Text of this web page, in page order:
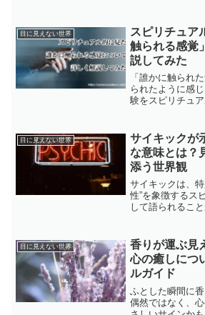
します。今回は
が伝わってくる
目に見えない世界
スピリチュア
触られる感覚
説してみた
「誰かに触られ
られたように感
験をスピリチュ
介します。
目に見えない世界
サイキックが
な意味とは？
添う世界観
サイキックは、
性”を象徴するス
して語られるこ
ックを紹介。日
広がりを丁寧に
目に見えない世界
香りが運ぶ見
心の癒しにつ
ルガイド
ふとした瞬間に
偶然ではなく、